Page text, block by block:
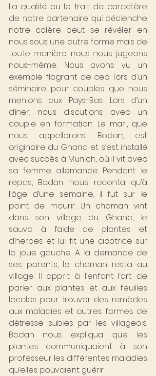
La qualité ou le trait de caractère
de notre partenaire qui déclenche
notre colère peut se révéler en
nous sous une autre forme mais de
toute manière nous nous jugeons
nous-même. Nous avons vu un
exemple flagrant de ceci lors d’un
séminaire pour couples que nous
menions aux Pays-Bas. Lors d’un
dîner, nous discutions avec un
couple en formation. Le mari, que
nous appellerons Bodan, est
originaire du Ghana et s’est installé
avec succès à Munich, où il vit avec
sa femme allemande. Pendant le
repas, Bodan nous raconta qu’à
l’âge d’une semaine, il fut sur le
point de mourir. Un chaman vint
dans son village du Ghana, le
sauva à l’aide de plantes et
d’herbes et lui fit une cicatrice sur
la joue gauche. A la demande de
ses parents, le chaman resta au
village. Il apprit à l’enfant l’art de
parler aux plantes et aux feuilles
locales pour trouver des remèdes
aux maladies et autres formes de
détresse subies par les villageois.
Bodan nous expliqua que les
plantes communiquaient à son
professeur les différentes maladies
qu’elles pouvaient guérir.